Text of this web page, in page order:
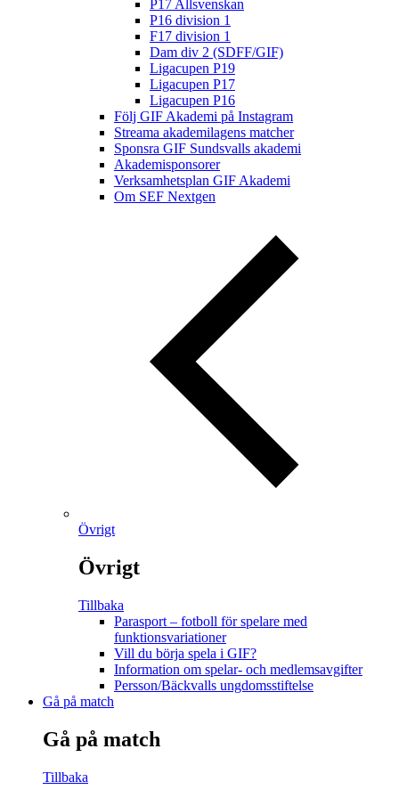
P17 Allsvenskan
P16 division 1
F17 division 1
Dam div 2 (SDFF/GIF)
Ligacupen P19
Ligacupen P17
Ligacupen P16
Följ GIF Akademi på Instagram
Streama akademilagens matcher
Sponsra GIF Sundsvalls akademi
Akademisponsorer
Verksamhetsplan GIF Akademi
Om SEF Nextgen
Övrigt
Övrigt
Tillbaka
Parasport – fotboll för spelare med
funktionsvariationer
Vill du börja spela i GIF?
Information om spelar- och medlemsavgifter
Persson/Bäckvalls ungdomsstiftelse
Gå på match
Gå på match
Tillbaka